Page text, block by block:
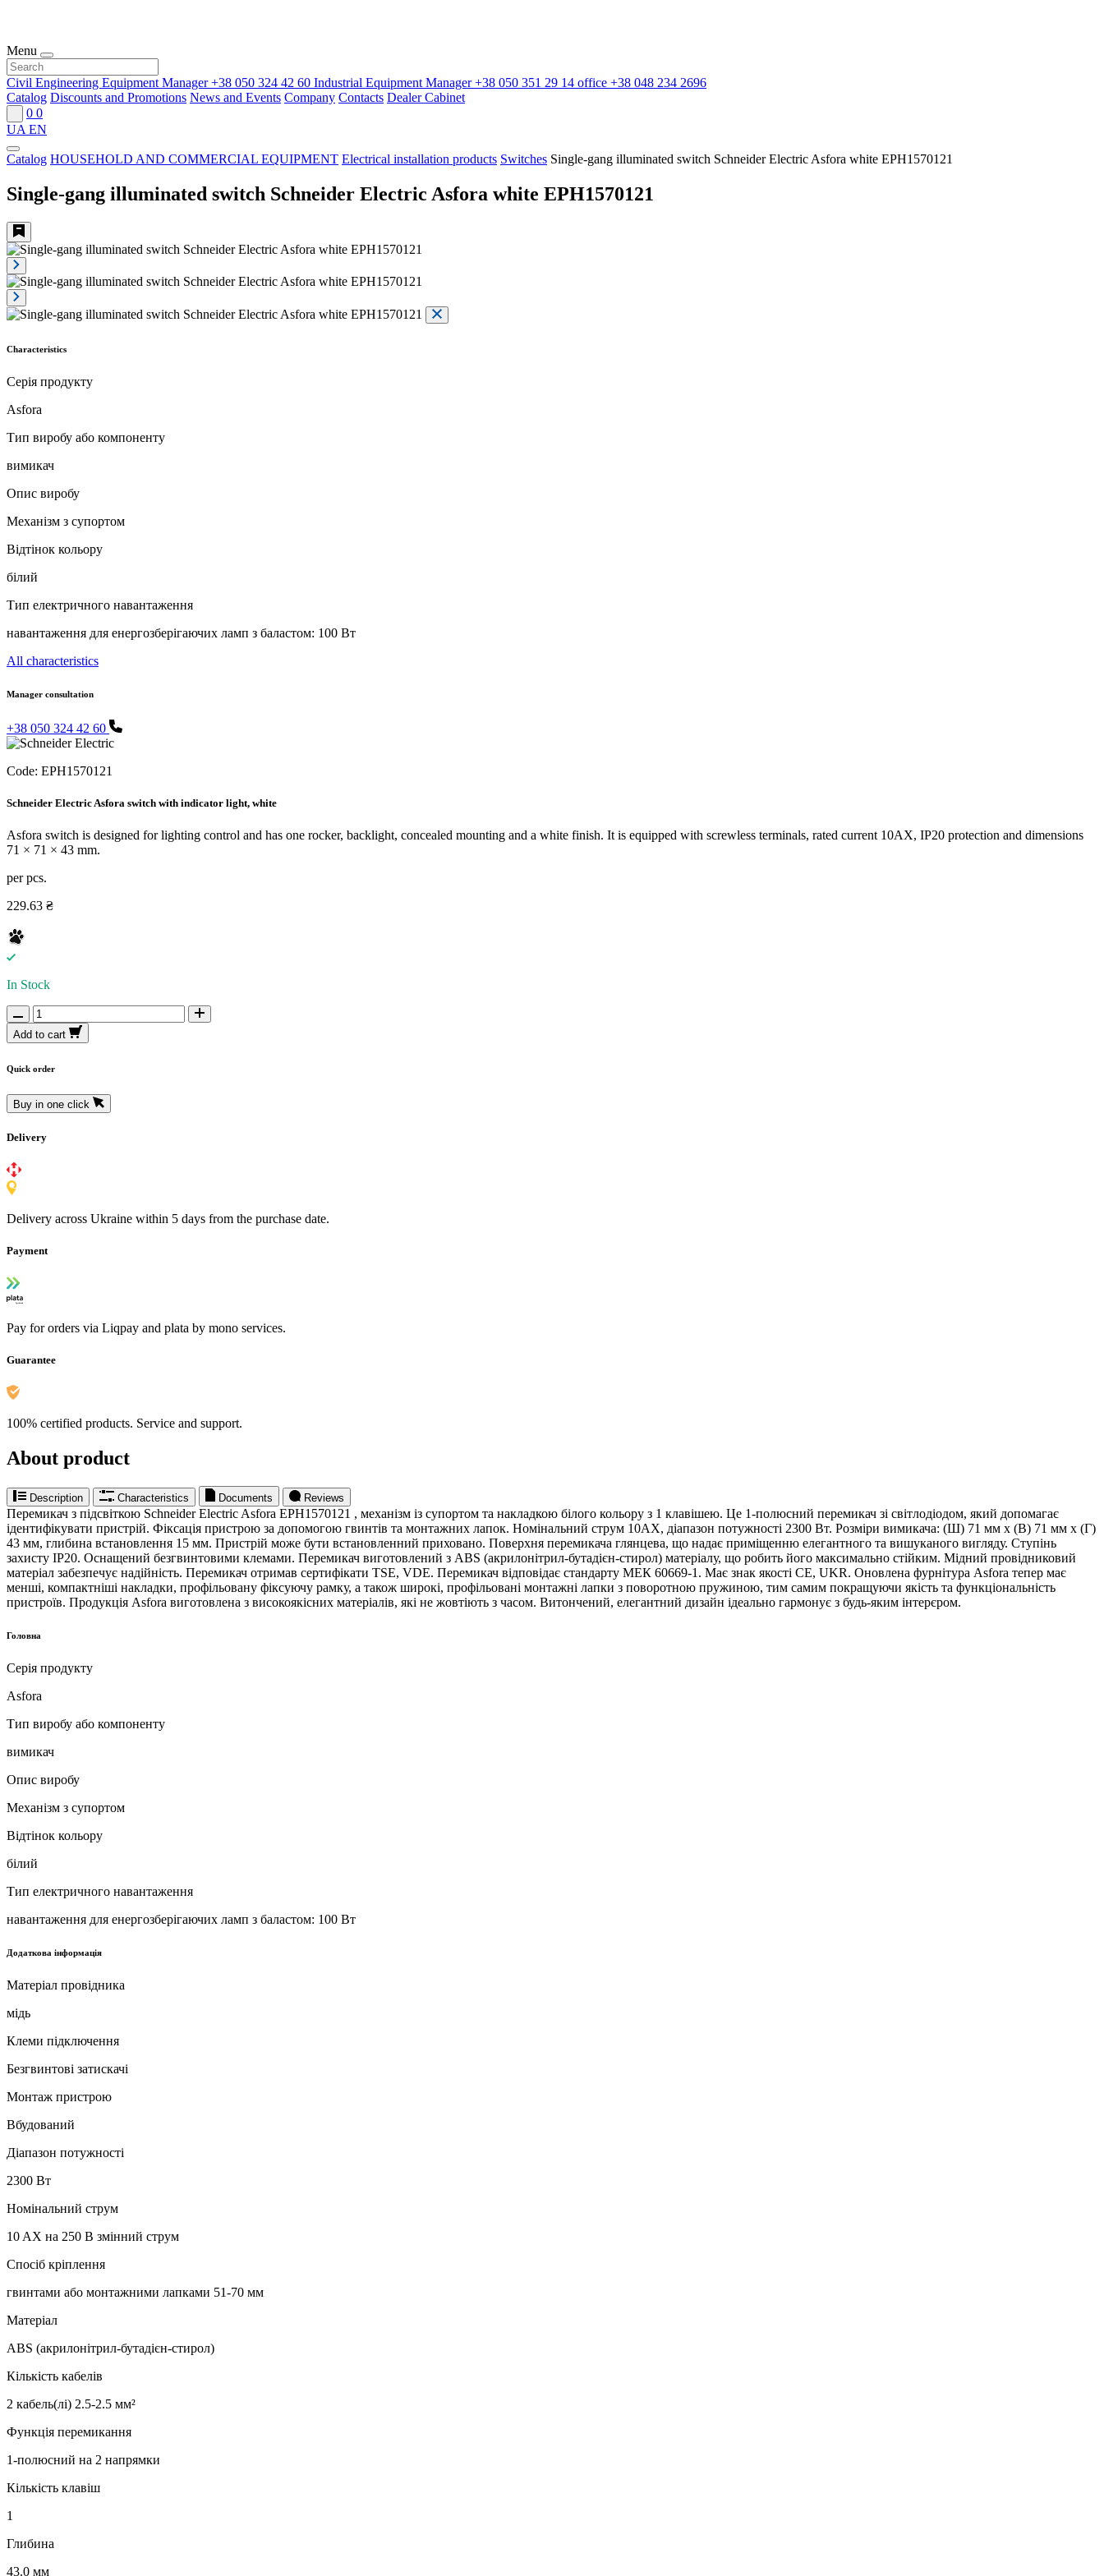
Menu
Civil Engineering Equipment Manager+38 050 324 42 60 Industrial Equipment Manager+38 050 351 29 14 office +38 048 234 2696
Catalog Discounts and Promotions News and Events Company Contacts Dealer Cabinet
0 0
UA EN
Catalog HOUSEHOLD AND COMMERCIAL EQUIPMENT Electrical installation products Switches Single-gang illuminated switch Schneider Electric Asfora white EPH1570121
Single-gang illuminated switch Schneider Electric Asfora white EPH1570121
Characteristics
Серія продукту
Asfora
Тип виробу або компоненту
вимикач
Опис виробу
Механізм з супортом
Відтінок кольору
білий
Тип електричного навантаження
навантаження для енергозберігаючих ламп з баластом: 100 Вт
All characteristics
Manager consultation
+38 050 324 42 60
Code: EPH1570121
Schneider Electric Asfora switch with indicator light, white
Asfora switch is designed for lighting control and has one rocker, backlight, concealed mounting and a white finish. It is equipped with screwless terminals, rated current 10AX, IP20 protection and dimensions
71 × 71 × 43 mm.
per pcs.
229.63 ₴
In Stock
Add to cart
Quick order
Buy in one click
Delivery
Delivery across Ukraine within 5 days from the purchase date.
Payment
Pay for orders via Liqpay and plata by mono services.
Guarantee
100% certified products. Service and support.
About product
Description Characteristics Documents Reviews
Перемикач з підсвіткою Schneider Electric Asfora EPH1570121 , механізм із супортом та накладкою білого кольору з 1 клавішею. Це 1-полюсний перемикач зі світлодіодом, який допомагає
ідентифікувати пристрій. Фіксація пристрою за допомогою гвинтів та монтажних лапок. Номінальний струм 10AX, діапазон потужності 2300 Вт. Розміри вимикача: (Ш) 71 мм x (В) 71 мм x (Г)
43 мм, глибина встановлення 15 мм. Пристрій може бути встановленний приховано. Поверхня перемикача глянцева, що надає приміщенню елегантного та вишуканого вигляду. Ступінь
захисту IP20. Оснащений безгвинтовими клемами. Перемикач виготовлений з ABS (акрилонітрил-бутадієн-стирол) матеріалу, що робить його максимально стійким. Мідний провідниковий
матеріал забезпечує надійність. Перемикач отримав сертифікати TSE, VDE. Перемикач відповідає стандарту МЕК 60669-1. Має знак якості CE, UKR. Оновлена фурнітура Asfora тепер має
менші, компактніші накладки, профільовану фіксуючу рамку, а також широкі, профільовані монтажні лапки з поворотною пружиною, тим самим покращуючи якість та функціональність
пристроїв. Продукція Asfora виготовлена з високоякісних матеріалів, які не жовтіють з часом. Витончений, елегантний дизайн ідеально гармонує з будь-яким інтерєром.
Головна
Серія продукту
Asfora
Тип виробу або компоненту
вимикач
Опис виробу
Механізм з супортом
Відтінок кольору
білий
Тип електричного навантаження
навантаження для енергозберігаючих ламп з баластом: 100 Вт
Додаткова інформація
Матеріал провідника
мідь
Клеми підключення
Безгвинтові затискачі
Монтаж пристрою
Вбудований
Діапазон потужності
2300 Вт
Номінальний струм
10 AX на 250 В змінний струм
Спосіб кріплення
гвинтами або монтажними лапками 51-70 мм
Матеріал
ABS (акрилонітрил-бутадієн-стирол)
Кількість кабелів
2 кабель(лі) 2.5-2.5 мм²
Функція перемикання
1-полюсний на 2 напрямки
Кількість клавіш
1
Глибина
43.0 мм